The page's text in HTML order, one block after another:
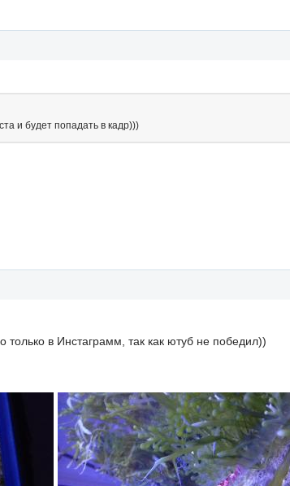
и будет попадать в кадр)))
в Инстаграмм, так как ютуб не победил))